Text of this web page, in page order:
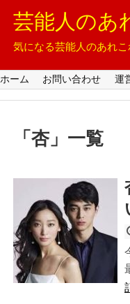
芸能人のあ
気になる芸能人のあれ
ホーム お問い合わせ 運
「 杏 」 一覧